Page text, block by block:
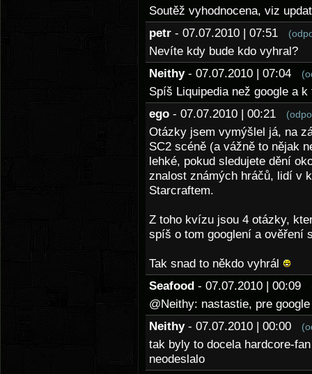
Soutěž vyhodnocena, viz
petr - 07.07.2010 | 07:51
Nevíte kdy bude kdo vyhral?
Neithy - 07.07.2010 | 07:04
Spíš Liquipedia než google a
ego - 07.07.2010 | 00:21
Otázky jsem vymýšlel já, na
SC2 scéně (a vážně to nějak
lehké, pokud sledujete dění
znalost známých hráčů, lidí v
Starcraftem.
Z toho kvízu jsou 4 otázky,
spíš o tom googlení a ověření
Tak snad to někdo vyhrál
Seafood - 07.07.2010 | 00:09
@Neithy: nastastie, pre
Neithy - 07.07.2010 | 00:00
tak byly to docela hardcore-
neodeslalo